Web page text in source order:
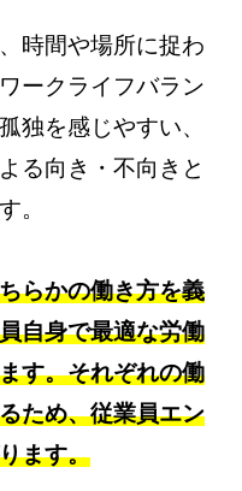
時間や場所に捉わ
ークライフバラン
独を感じやすい、
る向き・不向きと
。
らかの働き方を義
自身で最適な労働
す。それぞれの働
ため、従業員エン
ます。